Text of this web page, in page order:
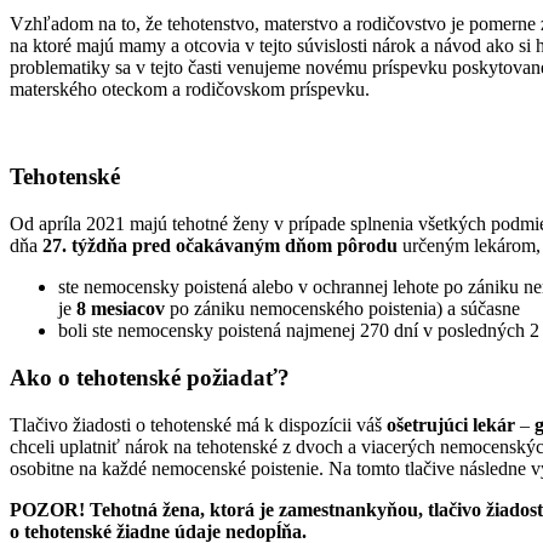
Vzhľadom na to, že tehotenstvo, materstvo a rodičovstvo je
na ktoré majú mamy a otcovia v tejto súvislosti nárok a návod ako
problematiky sa v tejto časti venujeme novému príspevku
materského oteckom a rodičovskom príspevku.
Tehotenské
Od apríla 2021 majú tehotné ženy v prípade splnenia všetkých
dňa 27. týždňa pred očakávaným dňom pôrodu určeným
ste nemocensky poistená alebo v ochrannej lehote po zániku
je 8 mesiacov po zániku nemocenského poistenia) a súčasne
boli ste nemocensky poistená najmenej 270 dní v posledných
Ako o tehotenské požiadať?
Tlačivo žiadosti o tehotenské má k dispozícii váš ošetrujúci lekár –
chceli uplatniť nárok na tehotenské z dvoch a viacerých
osobitne na každé nemocenské poistenie. Na tomto tlačive následne
POZOR! Tehotná žena, ktorá je zamestnankyňou, tlačivo
o tehotenské žiadne údaje nedopĺňa.